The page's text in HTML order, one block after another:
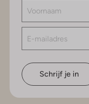
Schrijf je in